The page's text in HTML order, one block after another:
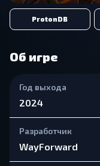
ProtonDB
Об игре
Год выхода
2024
Разработчик
WayForward